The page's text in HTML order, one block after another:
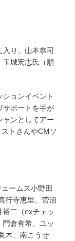
り、山本恭司
玉城宏志氏（順
ョンイベント
サポートを手が
ャンとしてアー
トさんやCMソ
ームス小野田
行寺恵里、菅沼
二（exチェッ
門倉有希、ユッ
木、南こうせ